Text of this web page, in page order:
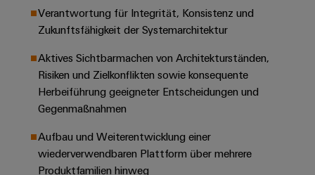
Photovoltaik
Mehr
durch
Sonnenenergie
Schaltschrankbau
für
die
Herausforderungen
im
Service
Platform
easyConnect
EZA-
Regler
Gerätehersteller
und
Visualisierungstools
Energiemessung
und
Smart
Weidmüller
Industrial
Schnittstelle
EDI-
Schnittstelle
ALLE
Messen
&
Events
Globale
&
Events
Entwicklung
Spannende
in unseren
Verantwortung für Integrität, Konsistenz und
Zukunftsfähigkeit der Systemarchitektur
Aktives Sichtbarmachen von Architekturständen,
Risiken und Zielkonflikten sowie konsequente
Herbeiführung geeigneter Entscheidungen und
Gegenmaßnahmen
Aufbau und Weiterentwicklung einer
wiederverwendbaren Plattform über mehrere
Produktfamilien hinweg